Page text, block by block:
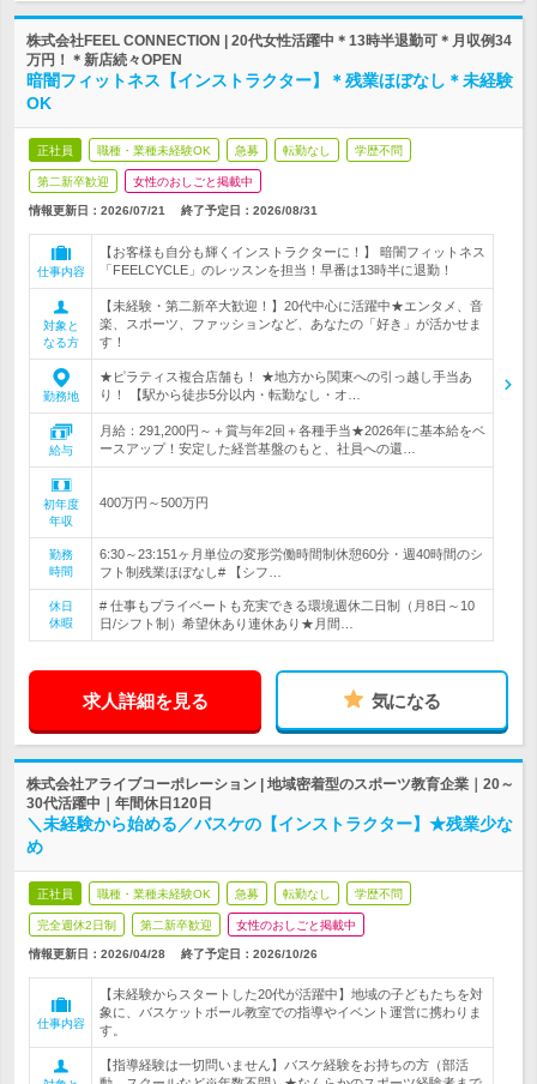
株式会社FEEL CONNECTION | 20代女性活躍中＊13時半退勤可＊月収例34
万円！＊新店続々OPEN
暗闇フィットネス【インストラクター】＊残業ほぼなし＊未経験
OK
正社員 職種・業種未経験OK 急募 転勤なし 学歴不問
第二新卒歓迎 女性のおしごと掲載中
情報更新日：2026/07/21 終了予定日： 2026/08/31
仕事内容
【お客様も自分も輝くインストラクターに！】 暗闇フィットネス
「FEELCYCLE」のレッスンを担当！早番は13時半に退勤！
対象と
なる方
【未経験・第二新卒大歓迎！】20代中心に活躍中★エンタメ、音
楽、スポーツ、ファッションなど、あなたの「好き」が活かせま
す！
勤務地
★ピラティス複合店舗も！ ★地方から関東への引っ越し手当あ
り！ 【駅から徒歩5分以内・転勤なし・オ…
給与
月給：291,200円～＋賞与年2回＋各種手当★2026年に基本給をベ
ースアップ！安定した経営基盤のもと、社員への還…
初年度
年収
400万円～500万円
勤務
時間
6:30～23:151ヶ月単位の変形労働時間制休憩60分・週40時間のシ
フト制残業ほぼなし# 【シフ…
休日
休暇
# 仕事もプライベートも充実できる環境週休二日制（月8日～10
日/シフト制）希望休あり連休あり★月間…
求人詳細を見る 気になる
株式会社アライブコーポレーション | 地域密着型のスポーツ教育企業｜20～
30代活躍中｜年間休日120日
＼未経験から始める／バスケの【インストラクター】★残業少な
め
正社員 職種・業種未経験OK 急募 転勤なし 学歴不問
完全週休2日制 第二新卒歓迎 女性のおしごと掲載中
情報更新日：2026/04/28 終了予定日： 2026/10/26
仕事内容
【未経験からスタートした20代が活躍中】地域の子どもたちを対
象に、バスケットボール教室での指導やイベント運営に携わりま
す。
【指導経験は一切問いません】バスケ経験をお持ちの方（部活